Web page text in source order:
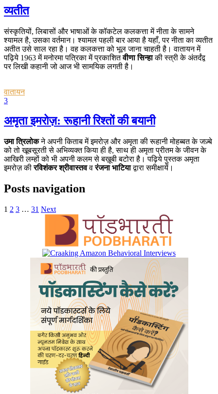
व्यतीत
संस्कृतियों, लिबासों और भाषाओं के कॉकटेल कलकत्ता में नीता के सामने
श्यामल है, उसका वर्तमान। श्यामल पहली बार आया है यहाँ, पर नीता का व्यतीत
अतीत उसे साल रहा है। वह कलकत्ता को भूल जाना चाहती है। वातायन में
पढ़िये 1963 में मनोरमा पत्रिका में प्रकाशितवीणा सिन्हाकी स्त्री के अंतर्दंद्व
पर लिखी कहानी जो आज भी सामयिक लगती है।
वातायन
3
अमृता इमरोज़: रूहानी रिश्तों की बयानी
उमा त्रिलोकने अपनी किताब में इमरोज़ और अमृता की रूहानी मोहब्बत के जज़्बे
को तो खूबसूरती से अभिव्यक्त किया ही है, साथ ही अमृता प्रीतम के जीवन के
आखिरी लम्हों को भी अपनी कलम से बख़ूबी बटोरा है। पढ़िये पुस्तक अमृता
इमरोज़ कीरविशंकर श्रीवास्तववरंजना भाटियाद्वारा समीक्षायें।
Posts navigation
1 2 3 … 31 Next